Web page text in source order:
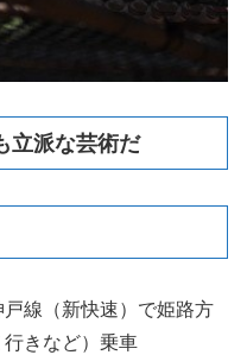
立派な芸術だ
線（新快速）で姫路方
きなど）乗車